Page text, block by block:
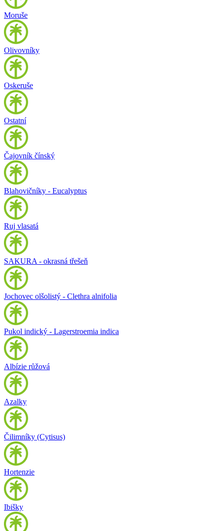
Moruše
Olivovníky
Oskeruše
Ostatní
Čajovník čínský
Blahovičníky - Eucalyptus
Ruj vlasatá
SAKURA - okrasná třešeň
Jochovec olšolistý - Clethra alnifolia
Pukol indický - Lagerstroemia indica
Albízie růžová
Azalky
Čilimníky (Cytisus)
Hortenzie
Ibišky